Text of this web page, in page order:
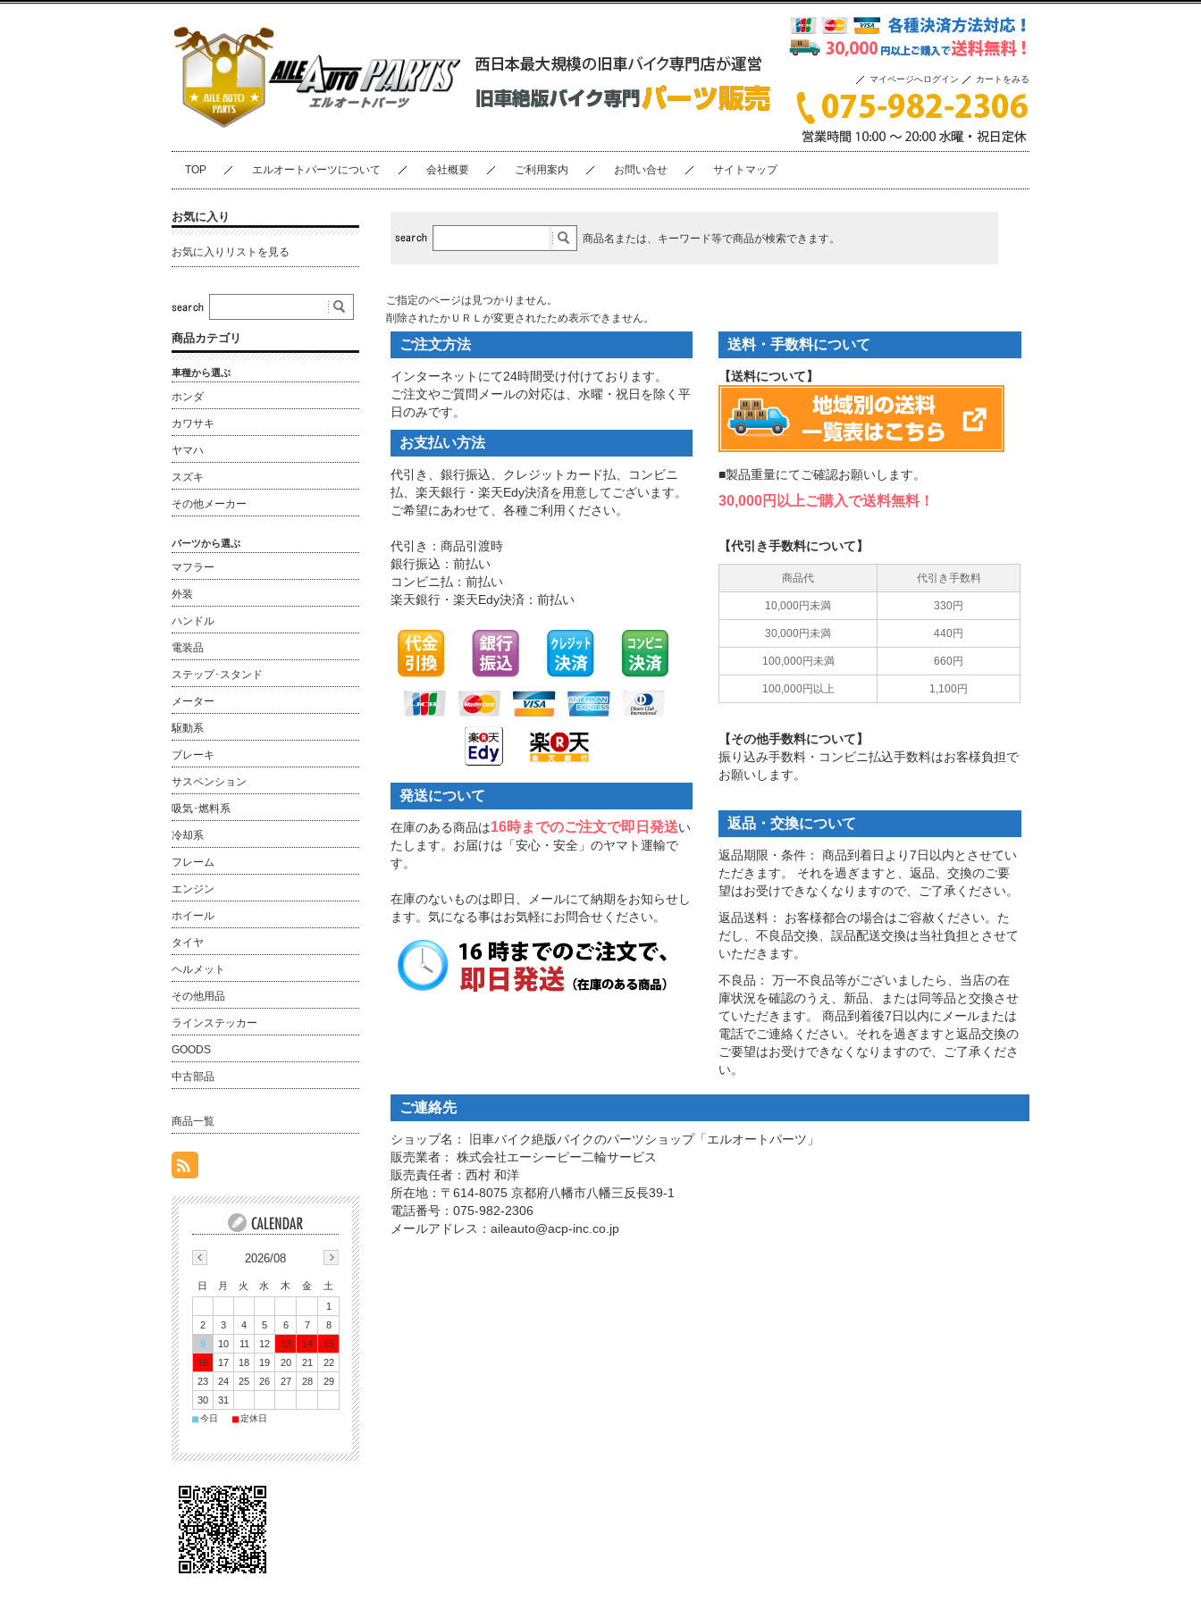
マイページへログイン カートをみる
TOP エルオートパーツについて 会社概要 ご利用案内 お問い合せ サイトマップ
商品名または、キーワード等で商品が検索できます。
ご指定のページは見つかりません。
削除されたかＵＲＬが変更されたため表示できません。
ご注文方法
インターネットにて24時間受け付けております。
ご注文やご質問メールの対応は、水曜・祝日を除く平
日のみです。
お支払い方法
代引き、銀行振込、クレジットカード払、コンビニ
払、楽天銀行・楽天Edy決済を用意してございます。
ご希望にあわせて、各種ご利用ください。
代引き：商品引渡時
銀行振込：前払い
コンビニ払：前払い
楽天銀行・楽天Edy決済：前払い
発送について
在庫のある商品は16時までのご注文で即日発送い
たします。お届けは「安心・安全」のヤマト運輸で
す。
在庫のないものは即日、メールにて納期をお知らせし
ます。気になる事はお気軽にお問合せください。
送料・手数料について
【送料について】
■製品重量にてご確認お願いします。
30,000円以上ご購入で送料無料！
【代引き手数料について】
商品代 代引き手数料
10,000円未満 330円
30,000円未満 440円
100,000円未満 660円
100,000円以上 1,100円
【その他手数料について】
振り込み手数料・コンビニ払込手数料はお客様負担で
お願いします。
返品・交換について
返品期限・条件： 商品到着日より7日以内とさせてい
ただきます。 それを過ぎますと、返品、交換のご要
望はお受けできなくなりますので、ご了承ください。
返品送料： お客様都合の場合はご容赦ください。た
だし、不良品交換、誤品配送交換は当社負担とさせて
いただきます。
不良品： 万一不良品等がございましたら、当店の在
庫状況を確認のうえ、新品、または同等品と交換させ
ていただきます。 商品到着後7日以内にメールまたは
電話でご連絡ください。それを過ぎますと返品交換の
ご要望はお受けできなくなりますので、ご了承くださ
い。
ご連絡先
ショップ名： 旧車バイク絶版バイクのパーツショップ「エルオートパーツ」
販売業者： 株式会社エーシーピー二輪サービス
販売責任者：西村 和洋
所在地：〒614-8075 京都府八幡市八幡三反長39-1
電話番号：075-982-2306
メールアドレス： aileauto@acp-inc.co.jp
お気に入り
お気に入りリストを見る
商品カテゴリ
車種から選ぶ
ホンダ
カワサキ
ヤマハ
スズキ
その他メーカー
パーツから選ぶ
マフラー
外装
ハンドル
電装品
ステップ･スタンド
メーター
駆動系
ブレーキ
サスペンション
吸気･燃料系
冷却系
フレーム
エンジン
ホイール
タイヤ
ヘルメット
その他用品
ラインステッカー
GOODS
中古部品
商品一覧
2026/08
日 月 火 水 木 金
土
1
2
3 4 5 6 7
8
9
10 11 12 13 14
15
16
17 18 19 20 21
22
23
24 25 26 27 28
29
30
31
■今日 ■定休日